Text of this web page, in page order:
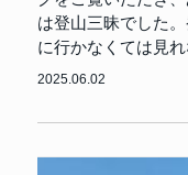
は登山三昧でした
に行かなくては見
2025.06.02